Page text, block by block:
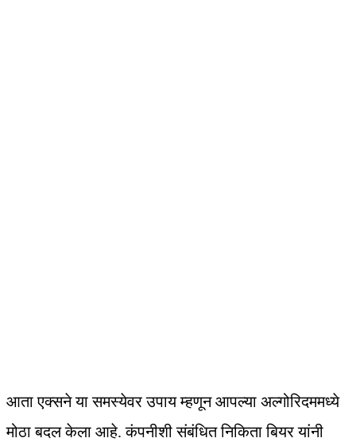
आता एक्सने या समस्येवर उपाय म्हणून आपल्या अल्गोरिदममध्ये
मोठा बदल केला आहे. कंपनीशी संबंधित निकिता बियर यांनी